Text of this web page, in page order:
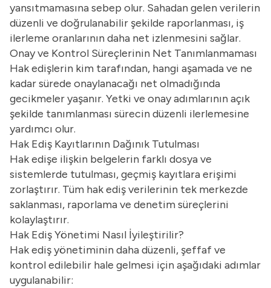
yansıtmamasına sebep olur. Sahadan gelen verilerin
düzenli ve doğrulanabilir şekilde raporlanması, iş
ilerleme oranlarının daha net izlenmesini sağlar.
Onay ve Kontrol Süreçlerinin Net Tanımlanmaması
Hak edişlerin kim tarafından, hangi aşamada ve ne
kadar sürede onaylanacağı net olmadığında
gecikmeler yaşanır. Yetki ve onay adımlarının açık
şekilde tanımlanması sürecin düzenli ilerlemesine
yardımcı olur.
Hak Ediş Kayıtlarının Dağınık Tutulması
Hak edişe ilişkin belgelerin farklı dosya ve
sistemlerde tutulması, geçmiş kayıtlara erişimi
zorlaştırır. Tüm hak ediş verilerinin tek merkezde
saklanması, raporlama ve denetim süreçlerini
kolaylaştırır.
Hak Ediş Yönetimi Nasıl İyileştirilir?
Hak ediş yönetiminin daha düzenli, şeffaf ve
kontrol edilebilir hale gelmesi için aşağıdaki adımlar
uygulanabilir: